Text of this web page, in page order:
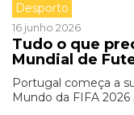
Desporto
16 junho 2026
Tudo o que
Mundial de
Portugal começa a
Mundo da FIFA 2026